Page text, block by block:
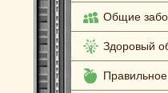
Общие
Здоровый